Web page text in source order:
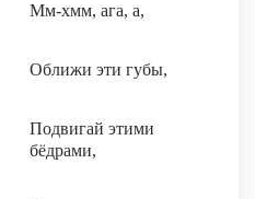
Мм-хмм, ага, а,
Оближи эти губы,
Подвигай этими
бёдрами,